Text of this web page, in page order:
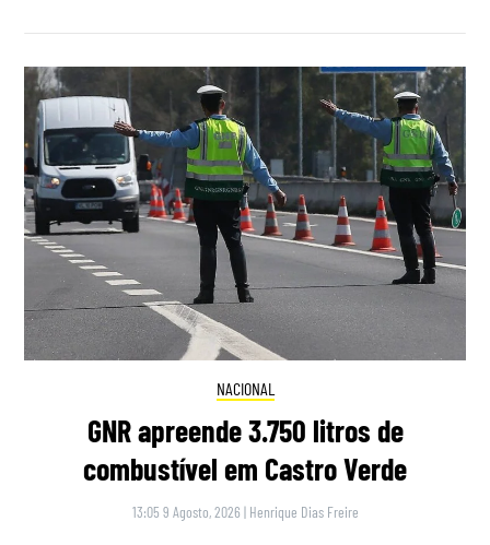
NACIONAL
GNR apreende 3.750 litros de
combustível em Castro Verde
13:05 9 Agosto, 2026 | Henrique Dias Freire